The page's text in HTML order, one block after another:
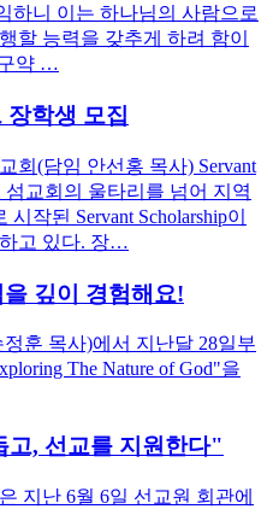
하니 이는 하나님의 사람으로
할 능력을 갖추게 하려 함이
약 …
장학생 모집
회(담임 안선홍 목사) Servant
섬교회의 울타리를 넘어 지역
작된 Servant Scholarship이
고 있다. 장…
깊이 경험해요!
훈 목사)에서 지난달 28일부
The Nature of God"을
고, 선교를 지원한다"
지난 6월 6일 선교원 회관에